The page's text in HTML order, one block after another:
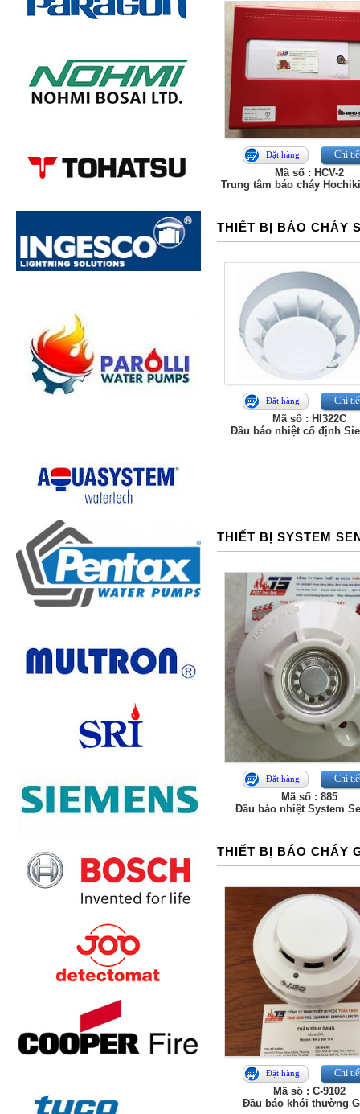
Đặt hàng Chi
Mã số : HCV-2
Trung tâm báo cháy
THIẾT BỊ BÁO CHÁY
Đặt hàng Chi
Mã số : HI322C
Đầu báo nhiệt cố định
THIẾT BỊ SYSTEM
Đặt hàng Chi
Mã số : 885
Đầu báo nhiệt System
THIẾT BỊ BÁO CHÁY
Đặt hàng Chi
Mã số : C-9102
Đầu báo khói thường